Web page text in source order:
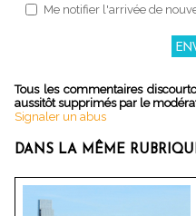
Me notifier l'arrivée de
Tous les commentaires
aussitôt supprimés par le
Signaler un abus
DANS LA MÊME